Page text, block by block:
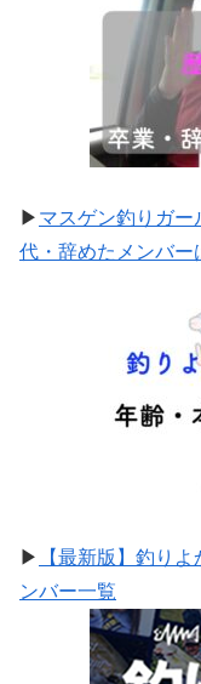
▶ マスゲン釣りガ
代・辞めたメンバー
▶
【最新版】釣り
ンバー一覧